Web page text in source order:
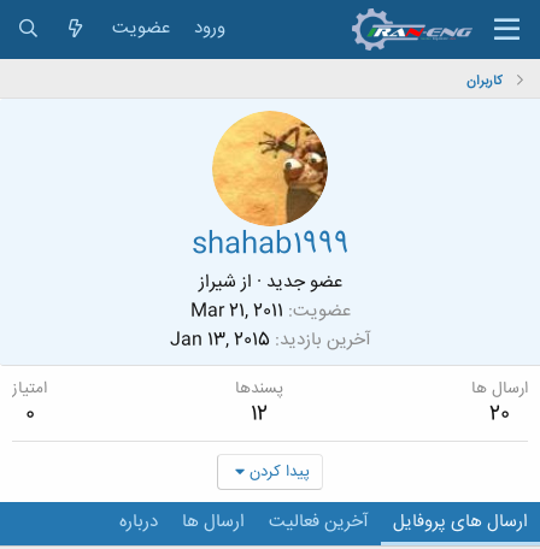
ورود عضویت
کاربران
shahab1999
عضو جدید · ازشیراز
عضویت Mar 21, 2011
آخرین بازدید Jan 13, 2015
ارسال ها
20
پسندها
12
امتیاز
0
پیدا کردن
ارسال های پروفایل آخرین فعالیت ارسال ها درباره